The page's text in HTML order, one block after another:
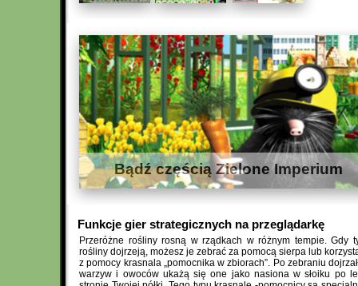
Bądź częścią Zielone Imperium
Funkcje gier strategicznych na przeglądarkę
Przeróżne rośliny rosną w rządkach w różnym tempie. Gdy
rośliny dojrzeją, możesz je zebrać za pomocą sierpa lub
z pomocy krasnala „pomocnika w zbiorach”. Po zebraniu
warzyw i owoców ukażą się one jako nasiona w słoiku po